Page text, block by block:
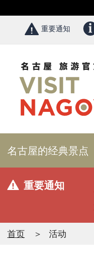
重要通知
名古屋的经典景点
重要通知
首页 活动